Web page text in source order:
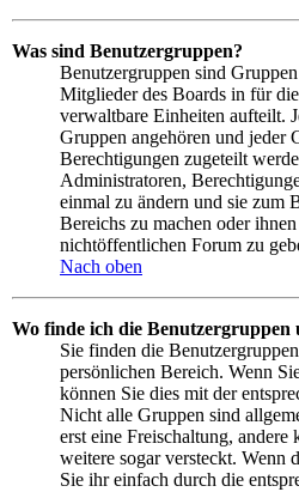
Was sind Benutzergruppen?
Benutzergruppen sind
Mitglieder des Boards in für
verwaltbare Einheiten aufteilt.
Gruppen angehören und jeder
Berechtigungen zugeteilt
Administratoren,
einmal zu ändern und sie zum
Bereichs zu machen oder
nichtöffentlichen Forum zu
Nach oben
Wo finde ich die Benutzergruppen
Sie finden die
persönlichen Bereich. Wenn
können Sie dies mit der
Nicht alle Gruppen sind
erst eine Freischaltung, andere
weitere sogar versteckt. Wenn
Sie ihr einfach durch die